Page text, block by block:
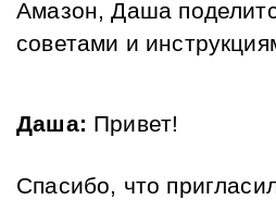
Амазон, Даша
советами и
Даша: Привет!
Спасибо, что